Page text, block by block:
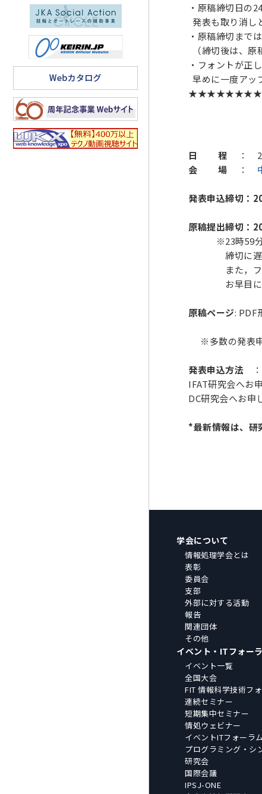
・原稿締切日の
発表も取り消し
・原稿締切まで
（締切後は、原
・フォントが正
早めに一度アッ
日 程 ：
会 場 ：
発表申込締切：
原稿提出締切：
※23時59分を
締切に遅れる
また，フォン
お早目にご投
原稿ページ: PDF
※多数の発表
発表申込方法 ：
IFAT研究会へお
DC研究会へお申
*最新情報は、研
学会について
情報処理学会とは
表彰
委員会
支部
外部に対する活動
報告
関連団体
その他
イベント・ITフォー
イベント一覧
全国大会
FIT 情報科学技術フ
連続セミナー
短期集中セミナー
情処ウェビナー
イベントITフォーラム
プログラミング・シ
研究会
国際会議
IPSJ-ONE